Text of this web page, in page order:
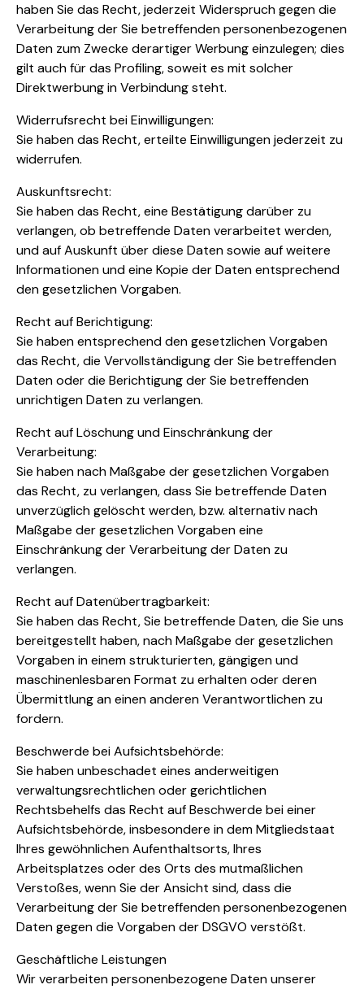
haben Sie das Recht, jederzeit Widerspruch gegen die
Verarbeitung der Sie betreffenden personenbezogenen
Daten zum Zwecke derartiger Werbung einzulegen; dies
gilt auch für das Profiling, soweit es mit solcher
Direktwerbung in Verbindung steht.
Widerrufsrecht bei Einwilligungen:
Sie haben das Recht, erteilte Einwilligungen jederzeit zu
widerrufen.
Auskunftsrecht:
Sie haben das Recht, eine Bestätigung darüber zu
verlangen, ob betreffende Daten verarbeitet werden,
und auf Auskunft über diese Daten sowie auf weitere
Informationen und eine Kopie der Daten entsprechend
den gesetzlichen Vorgaben.
Recht auf Berichtigung:
Sie haben entsprechend den gesetzlichen Vorgaben
das Recht, die Vervollständigung der Sie betreffenden
Daten oder die Berichtigung der Sie betreffenden
unrichtigen Daten zu verlangen.
Recht auf Löschung und Einschränkung der
Verarbeitung:
Sie haben nach Maßgabe der gesetzlichen Vorgaben
das Recht, zu verlangen, dass Sie betreffende Daten
unverzüglich gelöscht werden, bzw. alternativ nach
Maßgabe der gesetzlichen Vorgaben eine
Einschränkung der Verarbeitung der Daten zu
verlangen.
Recht auf Datenübertragbarkeit:
Sie haben das Recht, Sie betreffende Daten, die Sie uns
bereitgestellt haben, nach Maßgabe der gesetzlichen
Vorgaben in einem strukturierten, gängigen und
maschinenlesbaren Format zu erhalten oder deren
Übermittlung an einen anderen Verantwortlichen zu
fordern.
Beschwerde bei Aufsichtsbehörde:
Sie haben unbeschadet eines anderweitigen
verwaltungsrechtlichen oder gerichtlichen
Rechtsbehelfs das Recht auf Beschwerde bei einer
Aufsichtsbehörde, insbesondere in dem Mitgliedstaat
Ihres gewöhnlichen Aufenthaltsorts, Ihres
Arbeitsplatzes oder des Orts des mutmaßlichen
Verstoßes, wenn Sie der Ansicht sind, dass die
Verarbeitung der Sie betreffenden personenbezogenen
Daten gegen die Vorgaben der DSGVO verstößt.
Geschäftliche Leistungen
Wir verarbeiten personenbezogene Daten unserer